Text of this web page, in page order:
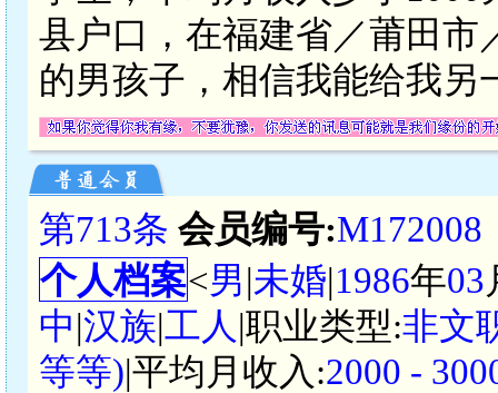
县户口，在福建省／莆田市
的男孩子，相信我能给我另
第713条 会员编号:M172008
个人档案<男|未婚|1986年03
中|汉族|工人 |职业类型:非文
等等)|平均月收入:2000 -